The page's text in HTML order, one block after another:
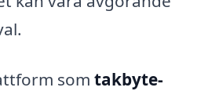
som takbyte-